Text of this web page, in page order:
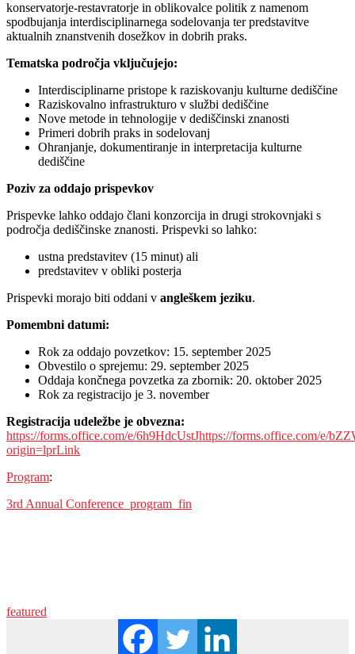
konservatorje-restavratorje in oblikovalce politik z namenom
spodbujanja interdisciplinarnega sodelovanja ter predstavitve
aktualnih znanstvenih dosežkov in dobrih praks.
Tematska področja vključujejo:
Interdisciplinarne pristope k raziskovanju kulturne dediščine
Raziskovalno infrastrukturo v službi dediščine
Nove metode in tehnologije v dediščinski znanosti
Primeri dobrih praks in sodelovanj
Ohranjanje, dokumentiranje in interpretacija kulturne
dediščine
Poziv za oddajo prispevkov
Prispevke lahko oddajo člani konzorcija in drugi strokovnjaki s
področja dediščinske znanosti. Prispevki so lahko:
ustna predstavitev (15 minut) ali
predstavitev v obliki posterja
Prispevki morajo biti oddani v angleškem jeziku.
Pomembni datumi:
Rok za oddajo povzetkov: 15. september 2025
Obvestilo o sprejemu: 29. september 2025
Oddaja končnega povzetka za zbornik: 20. oktober 2025
Rok za registracijo je 3. november
Registracija udeležbe je obvezna:
https://forms.office.com/e/6h9HdcUstJhttps://forms.office.com/e/
origin=lprLink
Program:
3rd Annual Conference_program_fin
featured